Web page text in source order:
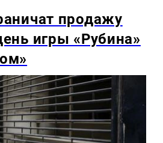
продажу
игры «Рубина»